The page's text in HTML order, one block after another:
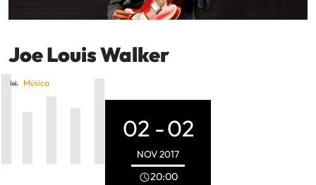
Joe Louis Walker
Música
02 -02
NOV2017
20:00